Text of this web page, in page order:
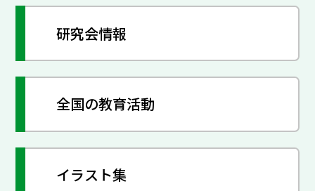
研究会情報
全国の教育活動
イラスト集